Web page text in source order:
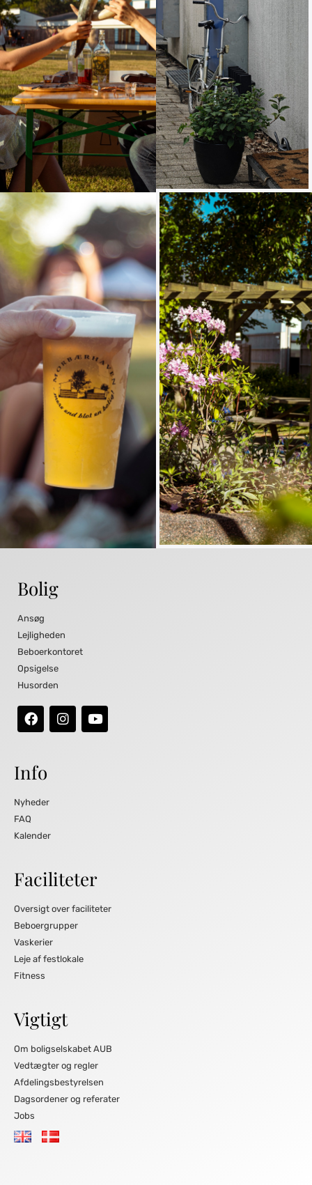
Bolig
Ansøg
Lejligheden
Beboerkontoret
Opsigelse
Husorden
Info
Nyheder
FAQ
Kalender
Faciliteter
Oversigt over faciliteter
Beboergrupper
Vaskerier
Leje af festlokale
Fitness
Vigtigt
Om boligselskabet AUB
Vedtægter og regler
Afdelingsbestyrelsen
Dagsordener og referater
Jobs